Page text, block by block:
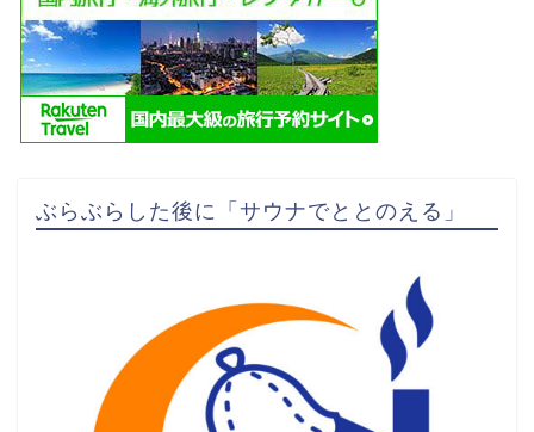
ぶらぶらした後に「サウナでととのえる」